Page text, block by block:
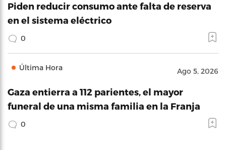
Piden reducir consumo ante falta de reserva
en el sistema eléctrico
0
Última Hora Ago 5, 2026
Gaza entierra a 112 parientes, el mayor
funeral de una misma familia en la Franja
0